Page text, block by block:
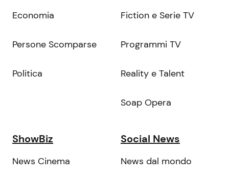
Economia
Persone Scomparse
Politica
Fiction e Serie TV
Programmi TV
Reality e Talent
Soap Opera
ShowBiz
News Cinema
Social News
News dal mondo